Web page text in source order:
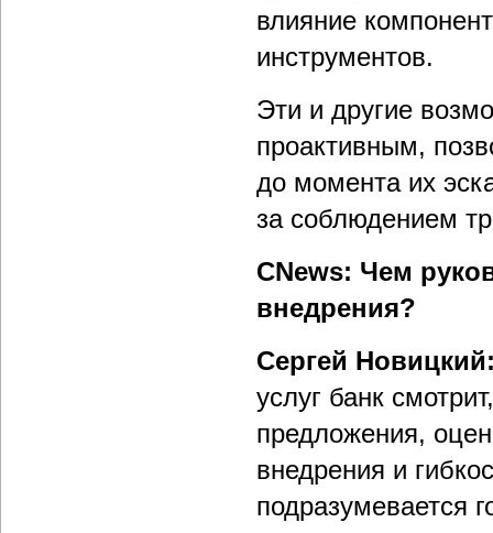
влияние
инструментов.
Эти и другие
проактивным,
до момента их
за соблюдением
СNews: Чем
внедрения?
Сергей
услуг банк
предложения,
внедрения и
подразумевается